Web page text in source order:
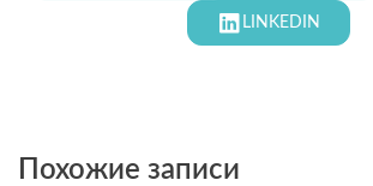
LINKEDIN
Похожие записи